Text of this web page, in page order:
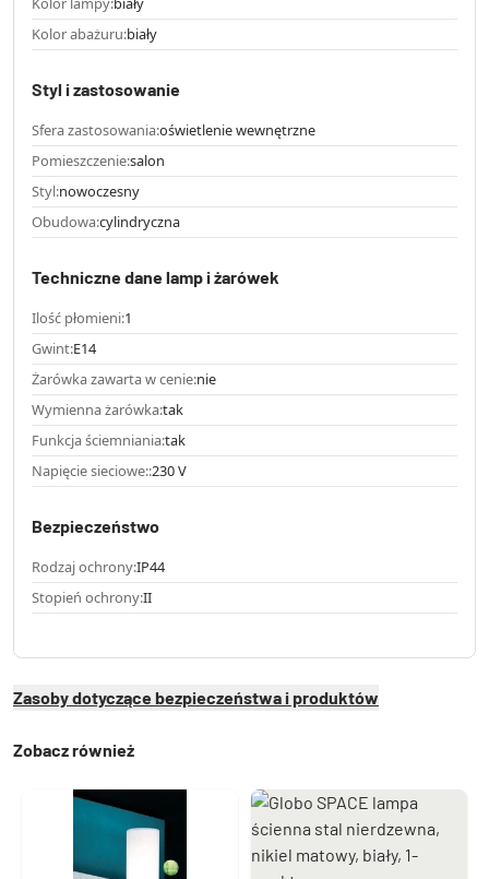
Kolor abażuru:biały
Styl i zastosowanie
Sfera zastosowania:oświetlenie wewnętrzne
Pomieszczenie:salon
Styl:nowoczesny
Obudowa:cylindryczna
Techniczne dane lamp i żarówek
Ilość płomieni:1
Gwint:E14
Żarówka zawarta w cenie:nie
Wymienna żarówka:tak
Funkcja ściemniania:tak
Napięcie sieciowe::230 V
Bezpieczeństwo
Rodzaj ochrony:IP44
Stopień ochrony:II
Zasoby dotyczące bezpieczeństwa i produktów
Zobacz również